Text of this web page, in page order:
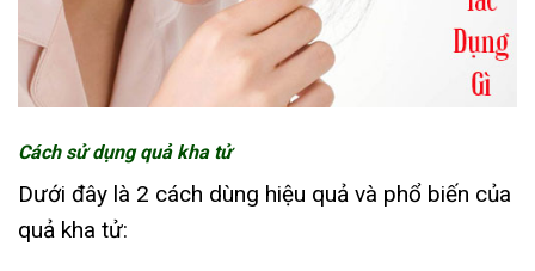
Cách sử dụng quả kha tử
Dưới đây là 2 cách dùng hiệu quả và phổ biến của
quả kha tử: